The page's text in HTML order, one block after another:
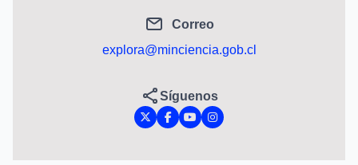
Correo
explora@minciencia.gob.cl
Síguenos